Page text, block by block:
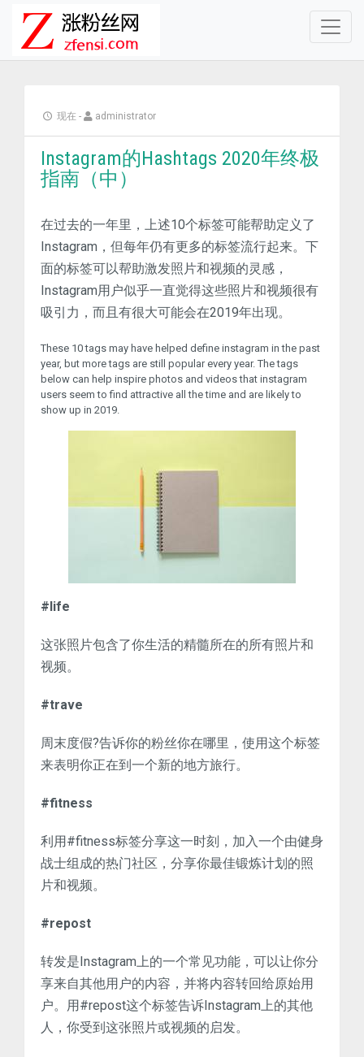
现在 - administrator
Instagram的Hashtags 2020年终极
指南（中）
在过去的一年里，上述10个标签可能帮助定义了
Instagram，但每年仍有更多的标签流行起来。下
面的标签可以帮助激发照片和视频的灵感，
Instagram用户似乎一直觉得这些照片和视频很有
吸引力，而且有很大可能会在2019年出现。
These 10 tags may have helped define instagram in the past
year, but more tags are still popular every year. The tags
below can help inspire photos and videos that instagram
users seem to find attractive all the time and are likely to
show up in 2019.
#life
这张照片包含了你生活的精髓所在的所有照片和
视频。
#trave
周末度假?告诉你的粉丝你在哪里，使用这个标签
来表明你正在到一个新的地方旅行。
#fitness
利用#fitness标签分享这一时刻，加入一个由健身
战士组成的热门社区，分享你最佳锻炼计划的照
片和视频。
#repost
转发是Instagram上的一个常见功能，可以让你分
享来自其他用户的内容，并将内容转回给原始用
户。用#repost这个标签告诉Instagram上的其他
人，你受到这张照片或视频的启发。